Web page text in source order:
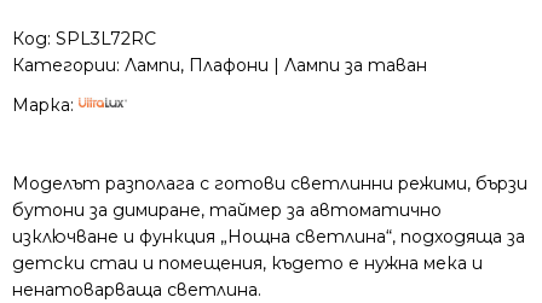
Код: SPL3L72RC
Категории: Лампи, Плафони | Лампи за таван
Марка:
Моделът разполага с готови светлинни режими, бързи
бутони за димиране, таймер за автоматично
изключване и функция „Нощна светлина“, подходяща за
детски стаи и помещения, където е нужна мека и
ненатоварваща светлина.